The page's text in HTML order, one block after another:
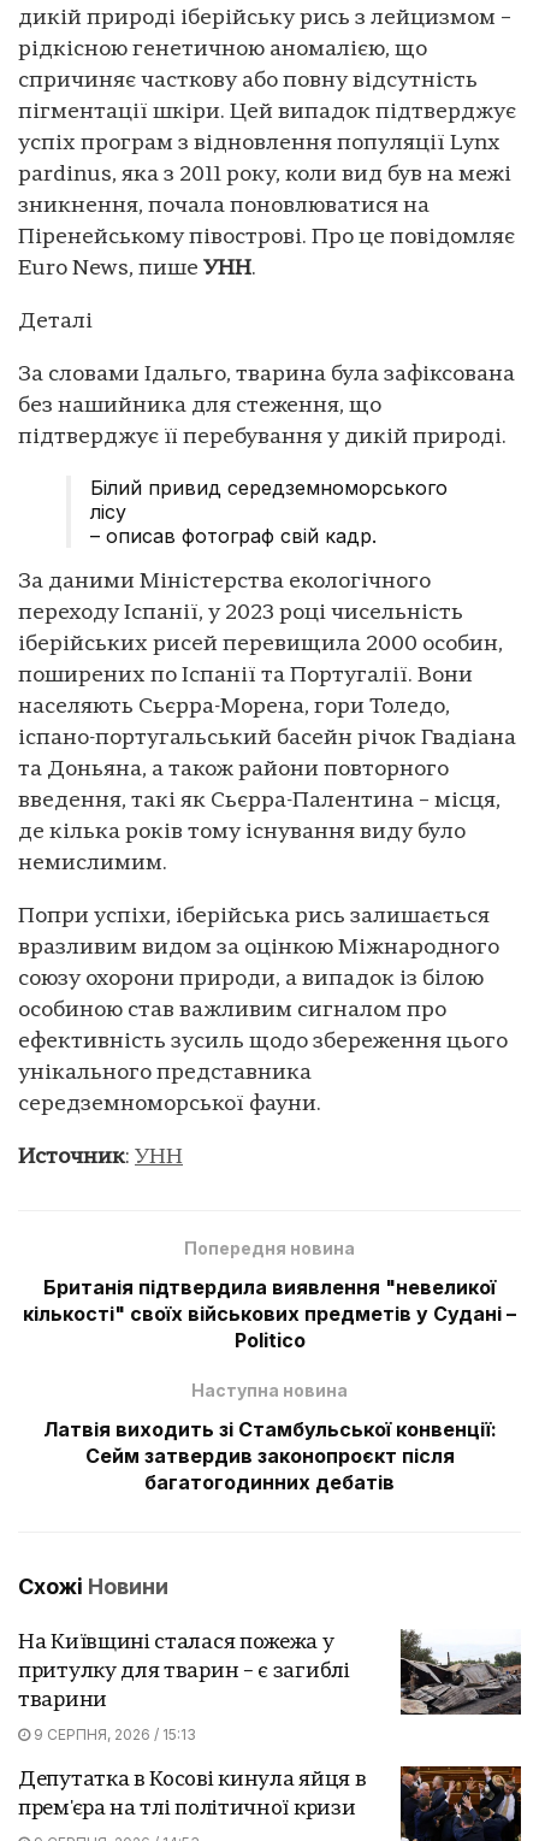
дикій природі іберійську рись з лейцизмом –
рідкісною генетичною аномалією, що
спричиняє часткову або повну відсутність
пігментації шкіри. Цей випадок підтверджує
успіх програм з відновлення популяції Lynx
pardinus, яка з 2011 року, коли вид був на межі
зникнення, почала поновлюватися на
Піренейському півострові. Про це повідомляє
Еuro News, пише УНН.
Деталі
За словами Ідальго, тварина була зафіксована
без нашийника для стеження, що
підтверджує її перебування у дикій природі.
Білий привид середземноморського
лісу
– описав фотограф свій кадр.
За даними Міністерства екологічного
переходу Іспанії, у 2023 році чисельність
іберійських рисей перевищила 2000 особин,
поширених по Іспанії та Португалії. Вони
населяють Сьєрра-Морена, гори Толедо,
іспано-португальський басейн річок Гвадіана
та Доньяна, а також райони повторного
введення, такі як Сьєрра-Палентина – місця,
де кілька років тому існування виду було
немислимим.
Попри успіхи, іберійська рись залишається
вразливим видом за оцінкою Міжнародного
союзу охорони природи, а випадок із білою
особиною став важливим сигналом про
ефективність зусиль щодо збереження цього
унікального представника
середземноморської фауни.
Источник: УНН
Попередня новина
Британія підтвердила виявлення "невеликої
кількості" своїх військових предметів у Судані –
Politico
Наступна новина
Латвія виходить зі Стамбульської конвенції:
Сейм затвердив законопроєкт після
багатогодинних дебатів
Схожі Новини
На Київщині сталася пожежа у
притулку для тварин – є загиблі
тварини
9 СЕРПНЯ, 2026 / 15:13
Депутатка в Косові кинула яйця в
прем'єра на тлі політичної кризи